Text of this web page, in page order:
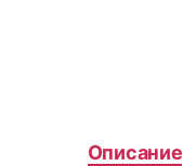
Описание